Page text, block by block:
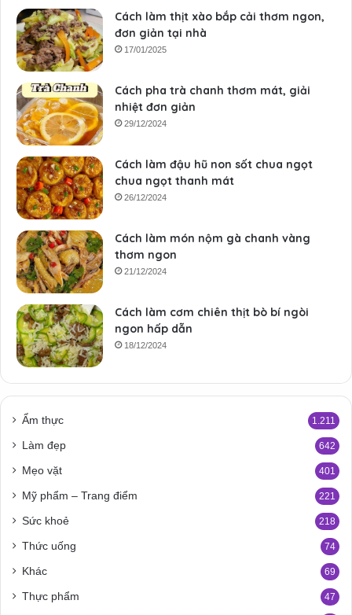
Cách làm thịt xào bắp cải thơm ngon,
đơn giản tại nhà
17/01/2025
Cách pha trà chanh thơm mát, giải
nhiệt đơn giản
29/12/2024
Cách làm đậu hũ non sốt chua ngọt
chua ngọt thanh mát
26/12/2024
Cách làm món nộm gà chanh vàng
thơm ngon
21/12/2024
Cách làm cơm chiên thịt bò bí ngòi
ngon hấp dẫn
18/12/2024
Ẩm thực 1.211
Làm đẹp 642
Mẹo vặt 401
Mỹ phẩm – Trang điểm 221
Sức khoẻ 218
Thức uống 74
Khác 69
Thực phẩm 47